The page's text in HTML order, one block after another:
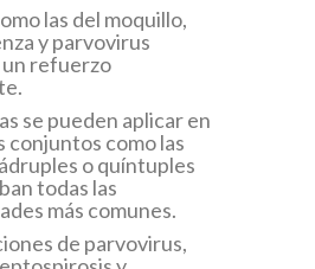
las del moquillo,
y parvovirus
refuerzo
se pueden aplicar en
como las
o quíntuples
todas las
más comunes.
de parvovirus,